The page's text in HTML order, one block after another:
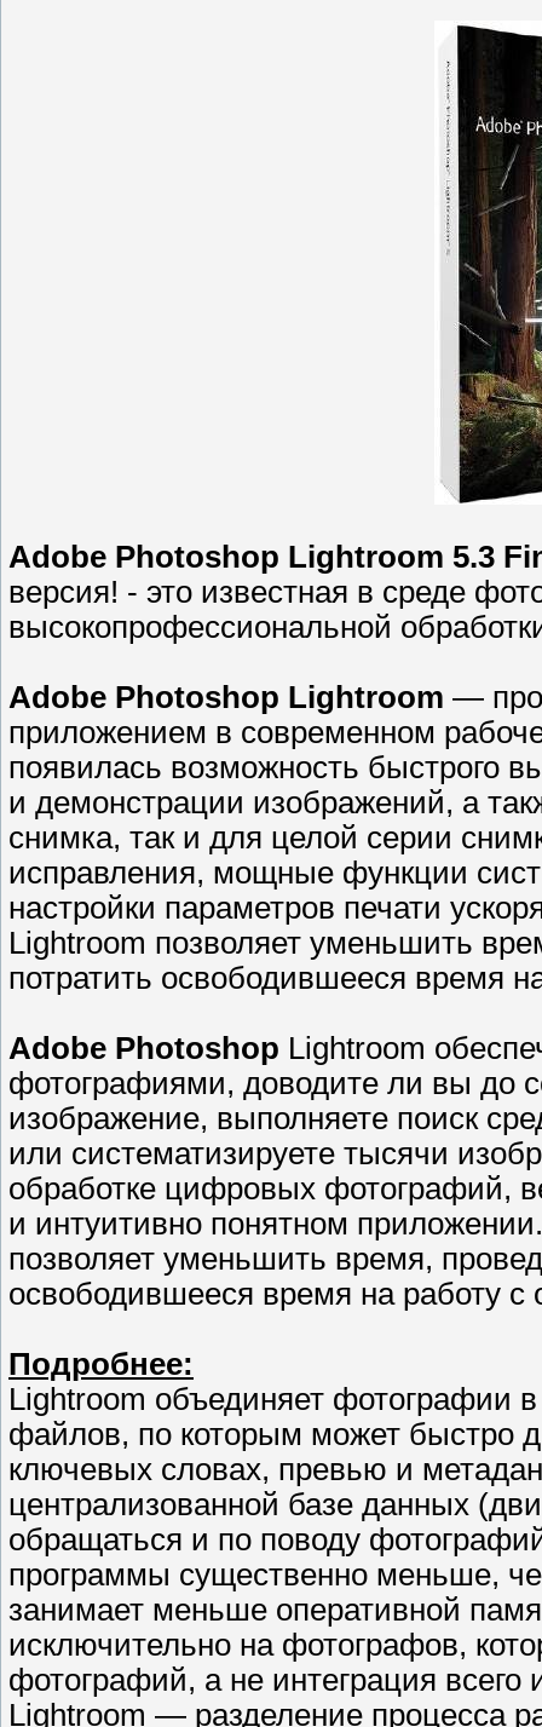
Adobe Photoshop Lightroom 5.3
версия! - это известная в среде
высокопрофессиональной
Adobe Photoshop Lightroom —
приложением в современном
появилась возможность быстрого
и демонстрации изображений, а
снимка, так и для целой серии
исправления, мощные функции
настройки параметров печати
Lightroom позволяет уменьшить
потратить освободившееся время
Adobe Photoshop Lightroom
фотографиями, доводите ли вы до
изображение, выполняете поиск
или систематизируете тысячи
обработке цифровых фотографий,
и интуитивно понятном
позволяет уменьшить время,
освободившееся время на работу с
Подробнее:
Lightroom объединяет фотографии
файлов, по которым может быстро
ключевых словах, превью и
централизованной базе данных
обращаться и по поводу
программы существенно меньше,
занимает меньше оперативной
исключительно на фотографов,
фотографий, а не интеграция всего
Lightroom — разделение процесса